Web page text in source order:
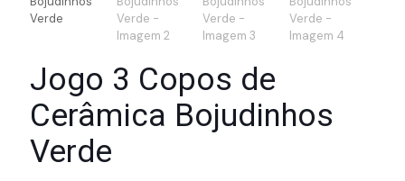
Jogo 3 Copos de
Cerâmica Bojudinhos
Verde